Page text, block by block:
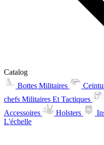
Catalog
Bottes Militaires
chefs Militaires Et Tactiques
Accessoires
Holsters
L'échelle